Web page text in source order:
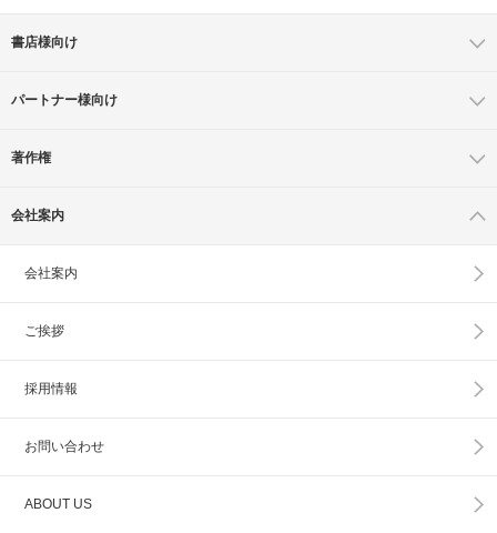
書店様向け
パートナー様向け
著作権
会社案内
会社案内
ご挨拶
採用情報
お問い合わせ
ABOUT US